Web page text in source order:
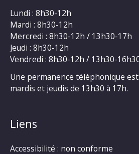
Lundi : 8h30-12h
Mardi : 8h30-12h
Mercredi : 8h30-12h / 13h30-17h
Jeudi : 8h30-12h
Vendredi : 8h30-12h / 13h30-
Une permanence téléphonique
mardis et jeudis de 13h30 à 17h.
Liens
Accessibilité : non conforme